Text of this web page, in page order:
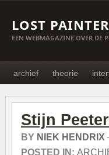
LOST
EEN WEBMAGAZINE OVER DE
archief theorie
Stijn
BY NIEK HENDRIX
POSTED IN: